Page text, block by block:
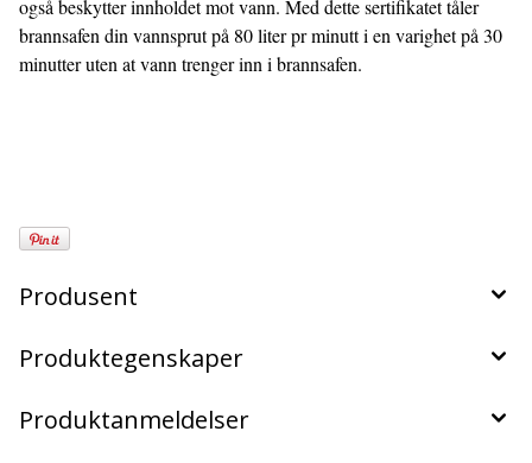
også beskytter innholdet mot vann. Med dette sertifikatet tåler
brannsafen din vannsprut på 80 liter pr minutt i en varighet på 30
minutter uten at vann trenger inn i brannsafen.
Produsent
Produktegenskaper
Produktanmeldelser